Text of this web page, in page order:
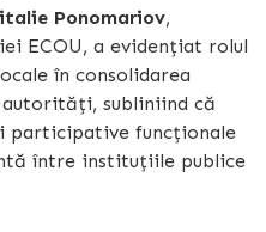
Ponomariov,
ECOU, a evidențiat rolul
în consolidarea
subliniind că
participative funcționale
între instituțiile publice